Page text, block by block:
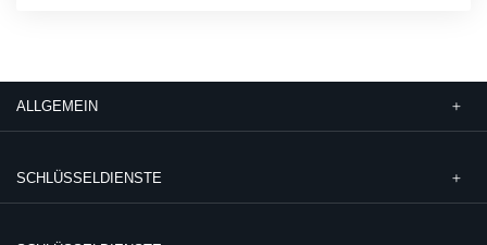
ALLGEMEIN
SCHLÜSSELDIENSTE